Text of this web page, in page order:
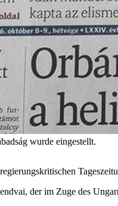
wurde eingestellt.
der im Zuge des